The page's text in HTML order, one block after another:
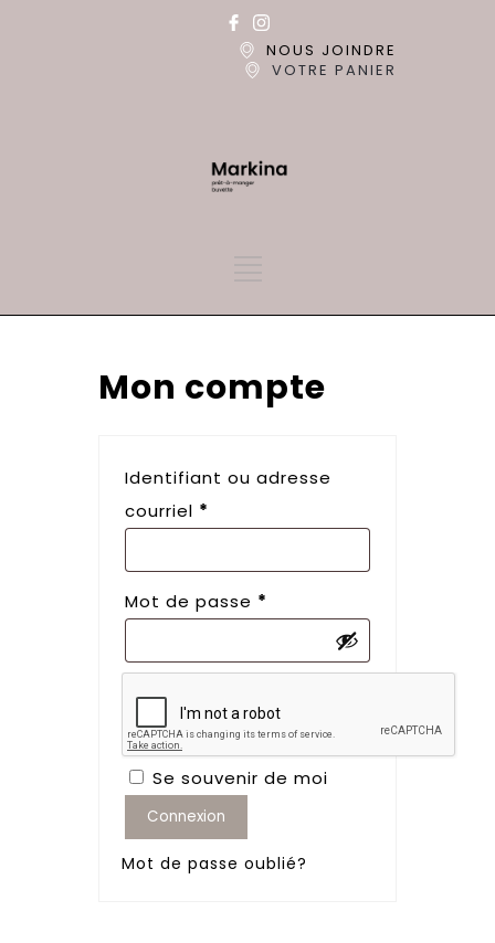
NOUS JOINDRE
VOTRE PANIER
Mon compte
Identifiant ou adresse
courriel *
Mot de passe *
Se souvenir de moi
Connexion
Mot de passe oublié?